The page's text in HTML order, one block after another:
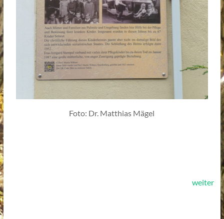
Foto: Dr. Matthias Mägel
weiter